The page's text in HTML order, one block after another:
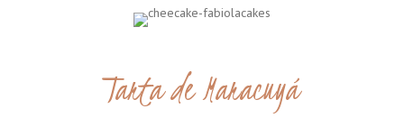
Tarta de Maracuyá